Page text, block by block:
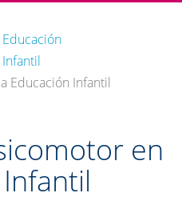
Educación Infantil
en